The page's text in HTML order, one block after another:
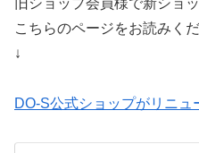
こちらのページをお読みく
↓
DO-S公式ショップがリニュ